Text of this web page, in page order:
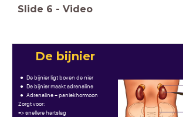
Slide 6 - Video
De bijnier
De bijnier ligt boven de nier
De bijnier maakt adrenaline
Adrenaline = paniekhormoon
Zorgt voor:
=> snellere hartslag